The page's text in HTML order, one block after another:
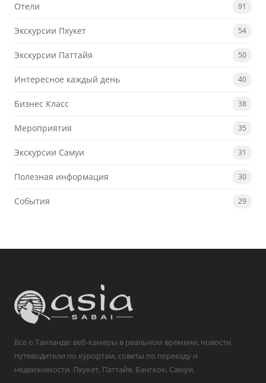
Отели 91
Экскурсии Пхукет 54
Экскурсии Паттайя 50
Интересное каждый день 40
Бизнес Класс 38
Мероприятия 35
Экскурсии Самуи 31
Полезная информация 30
События 29
Все о Таиланде: веб-камеры в реальном времени, новости,
путеводители по курортам, советы по переезду и
недвижимости. Пхукет, Паттайя, Бангкок, Самуи.